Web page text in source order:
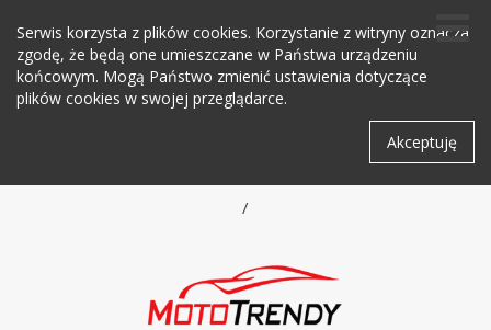
Serwis korzysta z plików cookies. Korzystanie z witryny oznacza
zgodę, że będą one umieszczane w Państwa urządzeniu
końcowym. Mogą Państwo zmienić ustawienia dotyczące
plików cookies w swojej przeglądarce.
Akceptuję
/